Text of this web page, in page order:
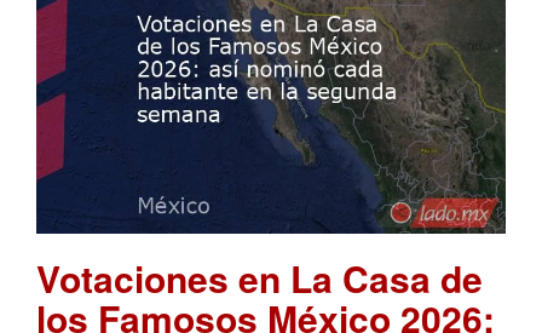
Votaciones en La Casa de
los Famosos México 2026: